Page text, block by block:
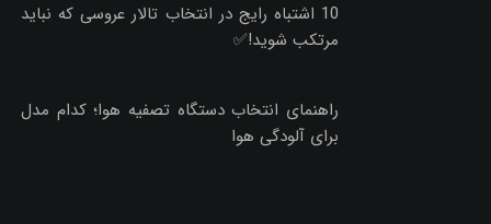
10 اشتباه رایج در انتخاب تالار عروسی که نباید
مرتکب شوید!✅
راهنمای انتخاب دستگاه تصفیه هوا؛ کدام مدل
برای آلودگی هوا